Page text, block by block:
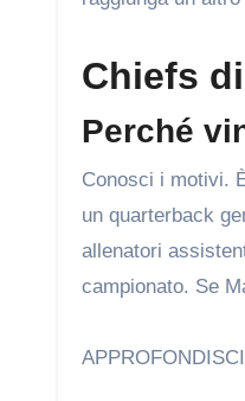
Chiefs
Perché
Conosci i motivi.
un quarterback
allenatori
campionato. Se
APPROFONDISCI